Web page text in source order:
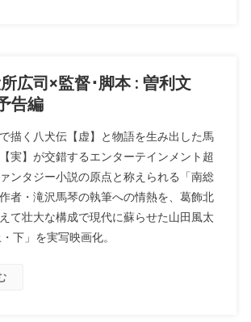
広司×監督･脚本 : 曽利⽂
告編
描く⼋⽝伝【虚】と物語を⽣み出した⾺
実】が交錯するエンターテインメント超
ンタジー⼩説の原点と称えられる「南総
者・滝沢⾺琴の執筆への情熱を、葛飾北
て壮⼤な構成で現代に蘇らせた⼭⽥⾵太
下」を実写映画化。